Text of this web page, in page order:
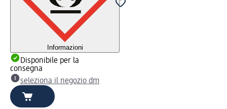
Informazioni
Disponibile per la
consegna
seleziona il negozio dm